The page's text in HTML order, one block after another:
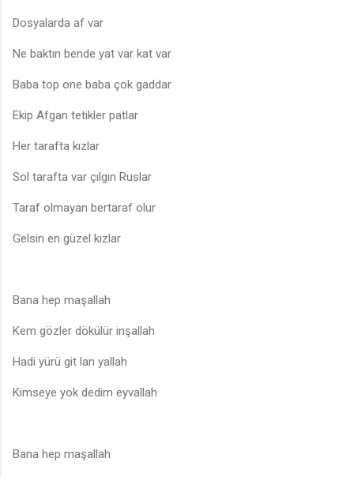
Dosyalarda af var
Ne baktın bende yat var kat var
Baba top one baba çok gaddar
Ekip Afgan tetikler patlar
Her tarafta kızlar
Sol tarafta var çılgın Ruslar
Taraf olmayan bertaraf olur
Gelsin en güzel kızlar
Bana hep maşallah
Kem gözler dökülür inşallah
Hadi yürü git lan yallah
Kimseye yok dedim eyvallah
Bana hep maşallah